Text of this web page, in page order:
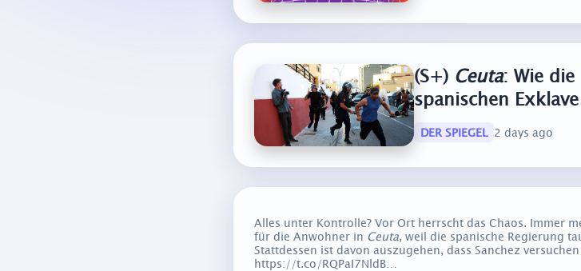
(S+) Ceuta: Wie
spanischen
DER SPIEGEL 2 days ago
Alles unter Kontrolle? Vor Ort herrscht das Chaos. Immer
für die Anwohner in Ceuta, weil die spanische Regierung
Stattdessen ist davon auszugehen, dass Sanchez
https://t.co/RQPaI7NldB…